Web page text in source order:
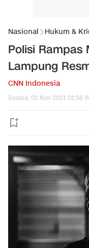
Nasional Hukum &
Polisi Rampas
Lampung
CNN Indonesia
Selasa, 02 Nov 2021 01:56